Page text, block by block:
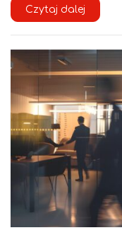
Czytaj dalej